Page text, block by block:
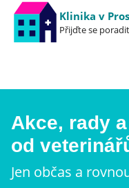
Klinika v
Přijďte se
Akce, rady
od
Jen občas a